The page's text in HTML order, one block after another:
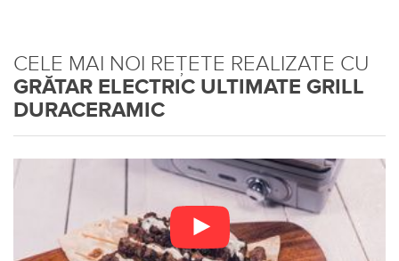
CELE MAI NOI REȚETE REALIZATE CU
GRĂTAR ELECTRIC ULTIMATE GRILL
DURACERAMIC